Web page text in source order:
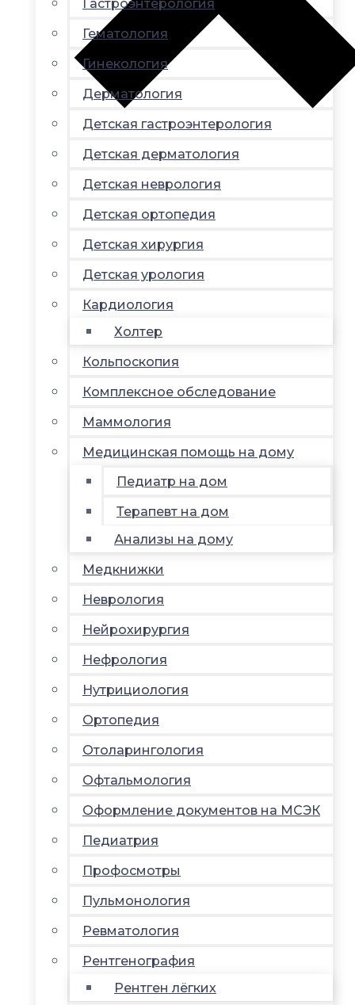
Гастроэнтерология
Гематология
Гинекология
Дерматология
Детская гастроэнтерология
Детская дерматология
Детская неврология
Детская ортопедия
Детская хирургия
Детская урология
Кардиология
Холтер
Кольпоскопия
Комплексное обследование
Маммология
Медицинская помощь на дому
Педиатр на дом
Терапевт на дом
Анализы на дому
Медкнижки
Неврология
Нейрохирургия
Нефрология
Нутрициология
Ортопедия
Отоларингология
Офтальмология
Оформление документов на МСЭК
Педиатрия
Профосмотры
Пульмонология
Ревматология
Рентгенография
Рентген лёгких